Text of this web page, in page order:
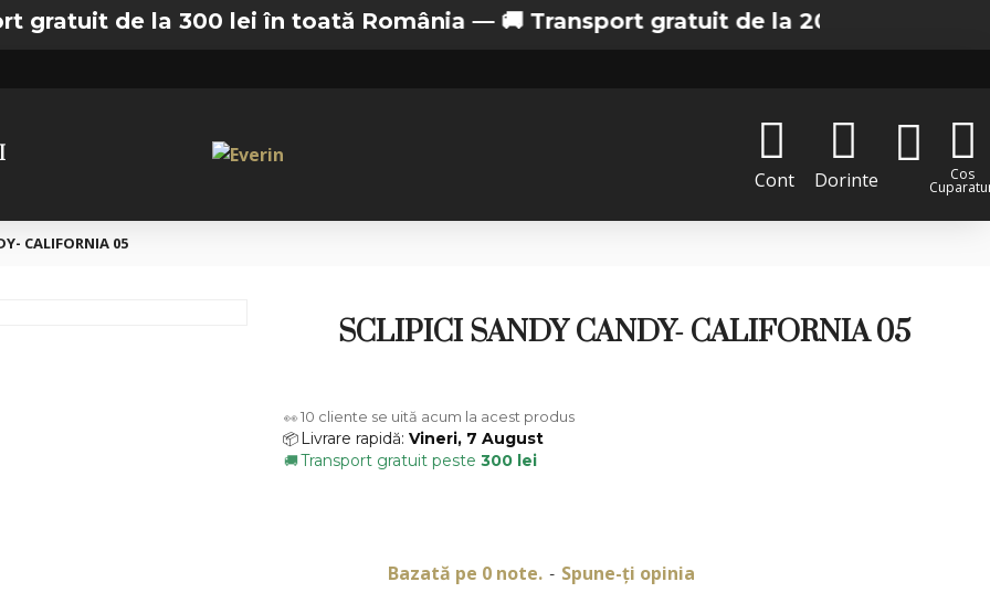
de la 300 lei în toată România —🚚 Transport gratuit de la 200 lei in Bucuresti
Cont
Dorinte Cos
CALIFORNIA 05
SCLIPICI SANDY CANDY- CALIFORNIA 05
Bazată pe 0 note. - Spune-ţi opinia
👀10 cliente se uită acum la acest produs
📦 Livrare rapidă: Vineri, 7 August
🚚Transport gratuit peste 300 lei